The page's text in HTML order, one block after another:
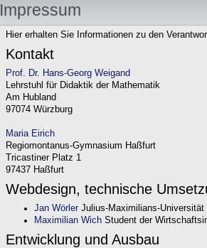
Impressum
Hier erhalten Sie Informationen zu den
Kontakt
Prof. Dr. Hans-Georg Weigand
Lehrstuhl für Didaktik der Mathematik
Am Hubland
97074 Würzburg
Maria Eirich
Regiomontanus-Gymnasium Haßfurt
Tricastiner Platz 1
97437 Haßfurt
Webdesign, technische
Jan Wörler Julius-Maximilians-Universität
Maximilian Wich Student der
Entwicklung und Ausbau